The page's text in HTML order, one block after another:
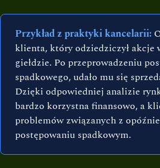
Przykład z praktyki kancelarii:
klienta, który odziedziczył akcje
giełdzie. Po przeprowadzeniu
spadkowego, udało mu się
Dzięki odpowiedniej analizie
bardzo korzystna finansowo, a
problemów związanych z
postępowaniu spadkowym.